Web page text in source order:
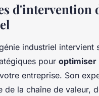
d'intervention
industriel intervient
pour optimiser
entreprise. Son
de la chaîne de valeur,